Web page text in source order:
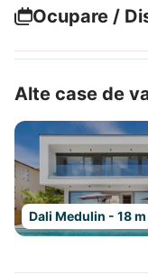
Ocupare /
Alte case de
Dali Medulin - 18 m